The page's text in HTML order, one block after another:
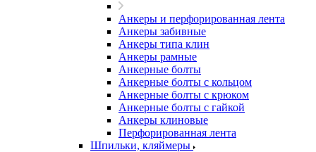
Анкеры и перфорированная лента
Анкеры забивные
Анкеры типа клин
Анкеры рамные
Анкерные болты
Анкерные болты с кольцом
Анкерные болты с крюком
Анкерные болты с гайкой
Анкеры клиновые
Перфорированная лента
Шпильки, кляймеры